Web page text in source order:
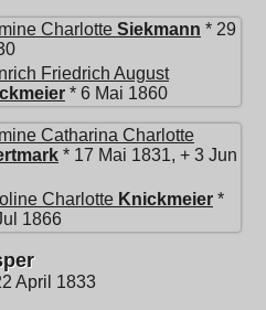
Charlotte Siekmann * 29
Friedrich August
* 6 Mai 1860
Catharina Charlotte
* 17 Mai 1831, + 3 Jun
Charlotte Knickmeier *
1866
April 1833